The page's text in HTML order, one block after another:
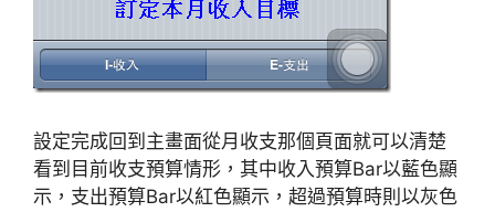
設定完成回到主畫面從月收支那個頁面就可以清楚
看到目前收支預算情形，其中收入預算Bar以藍色顯
示，支出預算Bar以紅色顯示，超過預算時則以灰色